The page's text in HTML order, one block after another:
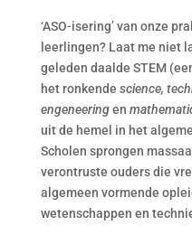
‘ASO-isering’ van onze
leerlingen? Laat me niet
geleden daalde STEM
het ronkende science,
engeneeringen
uit de hemel in het
Scholen sprongen
verontruste ouders die
algemeen vormende
wetenschappen en